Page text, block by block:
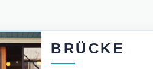
BRÜCKE